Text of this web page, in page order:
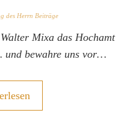
des Herrn Beiträge
Mixa das Hochamt
bewahre uns vor…